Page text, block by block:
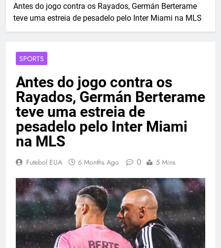
Antes do jogo contra os Rayados, Germán Berterame
teve uma estreia de pesadelo pelo Inter Miami na MLS
SPORTS
Antes do jogo contra os
Rayados, Germán Berterame
teve uma estreia de
pesadelo pelo Inter Miami
na MLS
Futebol EUA 6 Months Ago 0 5 Mins